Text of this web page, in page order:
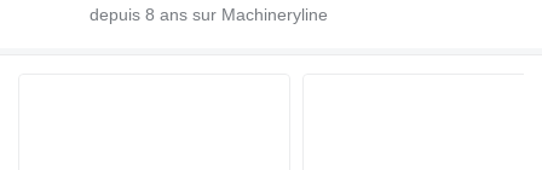
depuis 8 ans sur Machineryline